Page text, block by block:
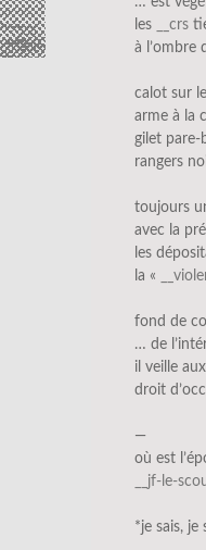
les
__crs
à l’ombre
calot sur
arme à la
gilet pare-
rangers
toujours
avec la
les
la «
fond de
… de
il veille
droit
—
où est
__jf-le-
*je sais, je